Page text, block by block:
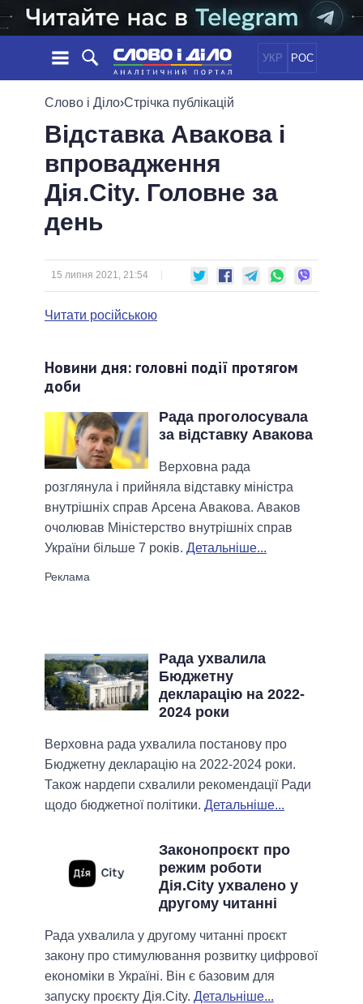
УКР РОС
НОВИНИ
СТРІЧКА
ПОДІЇ
СТАТТІ
ДУМКИ
ОГЛЯДИ
ДАЙДЖЕСТИ
ПОЛІТИКА
ЕКОНОМІКА
СУСПІЛЬСТВО
ОБIЦЯНКИ
ПОЛIТИКИ
УСІ ПОЛІТИКИ
ПРЕЗИДЕНТ І ОФІС
ВЕРХОВНА РАДА
КАБІНЕТ МІНІСТРІВПІДТРИМАТИ
ПОРІВНЯННЯ ПОЛІТИКІВ
Слово і Діло›Стрічка публікацій
Відставка Авакова і
впровадження
Дія.City. Головне за
день
15 липня 2021, 21:54
Читати російською
Новини дня: головні події протягом
доби
Рада проголосувала
за відставку Авакова
Верховна рада
розглянула і прийняла відставку міністра
внутрішніх справ Арсена Авакова. Аваков
очолював Міністерство внутрішніх справ
України більше 7 років. Детальніше...
Рада ухвалила
Бюджетну
декларацію на 2022-
2024 роки
Верховна рада ухвалила постанову про
Бюджетну декларацію на 2022-2024 роки.
Також нардепи схвалили рекомендації Ради
щодо бюджетної політики. Детальніше...
Законопроєкт про
режим роботи
Дія.City ухвалено у
другому читанні
Рада ухвалила у другому читанні проєкт
закону про стимулювання розвитку цифрової
економіки в Україні. Він є базовим для
запуску проєкту Дія.City. Детальніше...